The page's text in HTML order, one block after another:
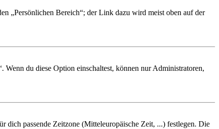
„Persönlichen Bereich“; der Link dazu wird meist oben auf der
du diese Option einschaltest, können nur Administratoren,
dich passende Zeitzone (Mitteleuropäische Zeit, ...) festlegen. Die